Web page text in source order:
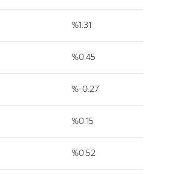
%1.31
%0.45
%-0.27
%0.15
%0.52